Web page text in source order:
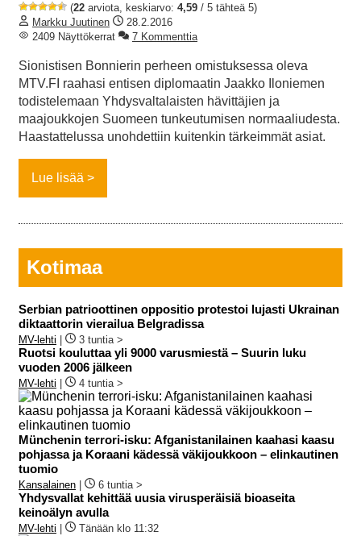
(22 arviota, keskiarvo: 4,59 / 5 tähteä 5)
Markku Juutinen
28.2.2016
2409 Näyttökerrat
7 Kommenttia
Sionistisen Bonnierin perheen omistuksessa oleva
MTV.FI raahasi entisen diplomaatin Jaakko Iloniemen
todistelemaan Yhdysvaltalaisten hävittäjien ja
maajoukkojen Suomeen tunkeutumisen normaaliudesta.
Haastattelussa unohdettiin kuitenkin tärkeimmät asiat.
Lue lisää
Kotimaa
Serbian patrioottinen oppositio protestoi lujasti Ukrainan
diktaattorin vierailua Belgradissa
MV-lehti 3 tuntia >
Ruotsi kouluttaa yli 9000 varusmiestä – Suurin luku
vuoden 2006 jälkeen
MV-lehti 4 tuntia >
Münchenin terrori-isku: Afganistanilainen kaahasi kaasu
pohjassa ja Koraani kädessä väkijoukkoon – elinkautinen
tuomio
Kansalainen 6 tuntia >
Yhdysvallat kehittää uusia virusperäisiä bioaseita
keinoälyn avulla
MV-lehti Tänään klo 11:32